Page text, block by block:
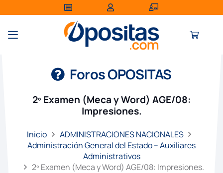
Foros OPOSITAS
2º Examen (Meca y Word) AGE/08:
Impresiones.
Inicio
ADMINISTRACIONES NACIONALES
Administración General del Estado – Auxiliares
Administrativos
2º Examen (Meca y Word) AGE/08: Impresiones.